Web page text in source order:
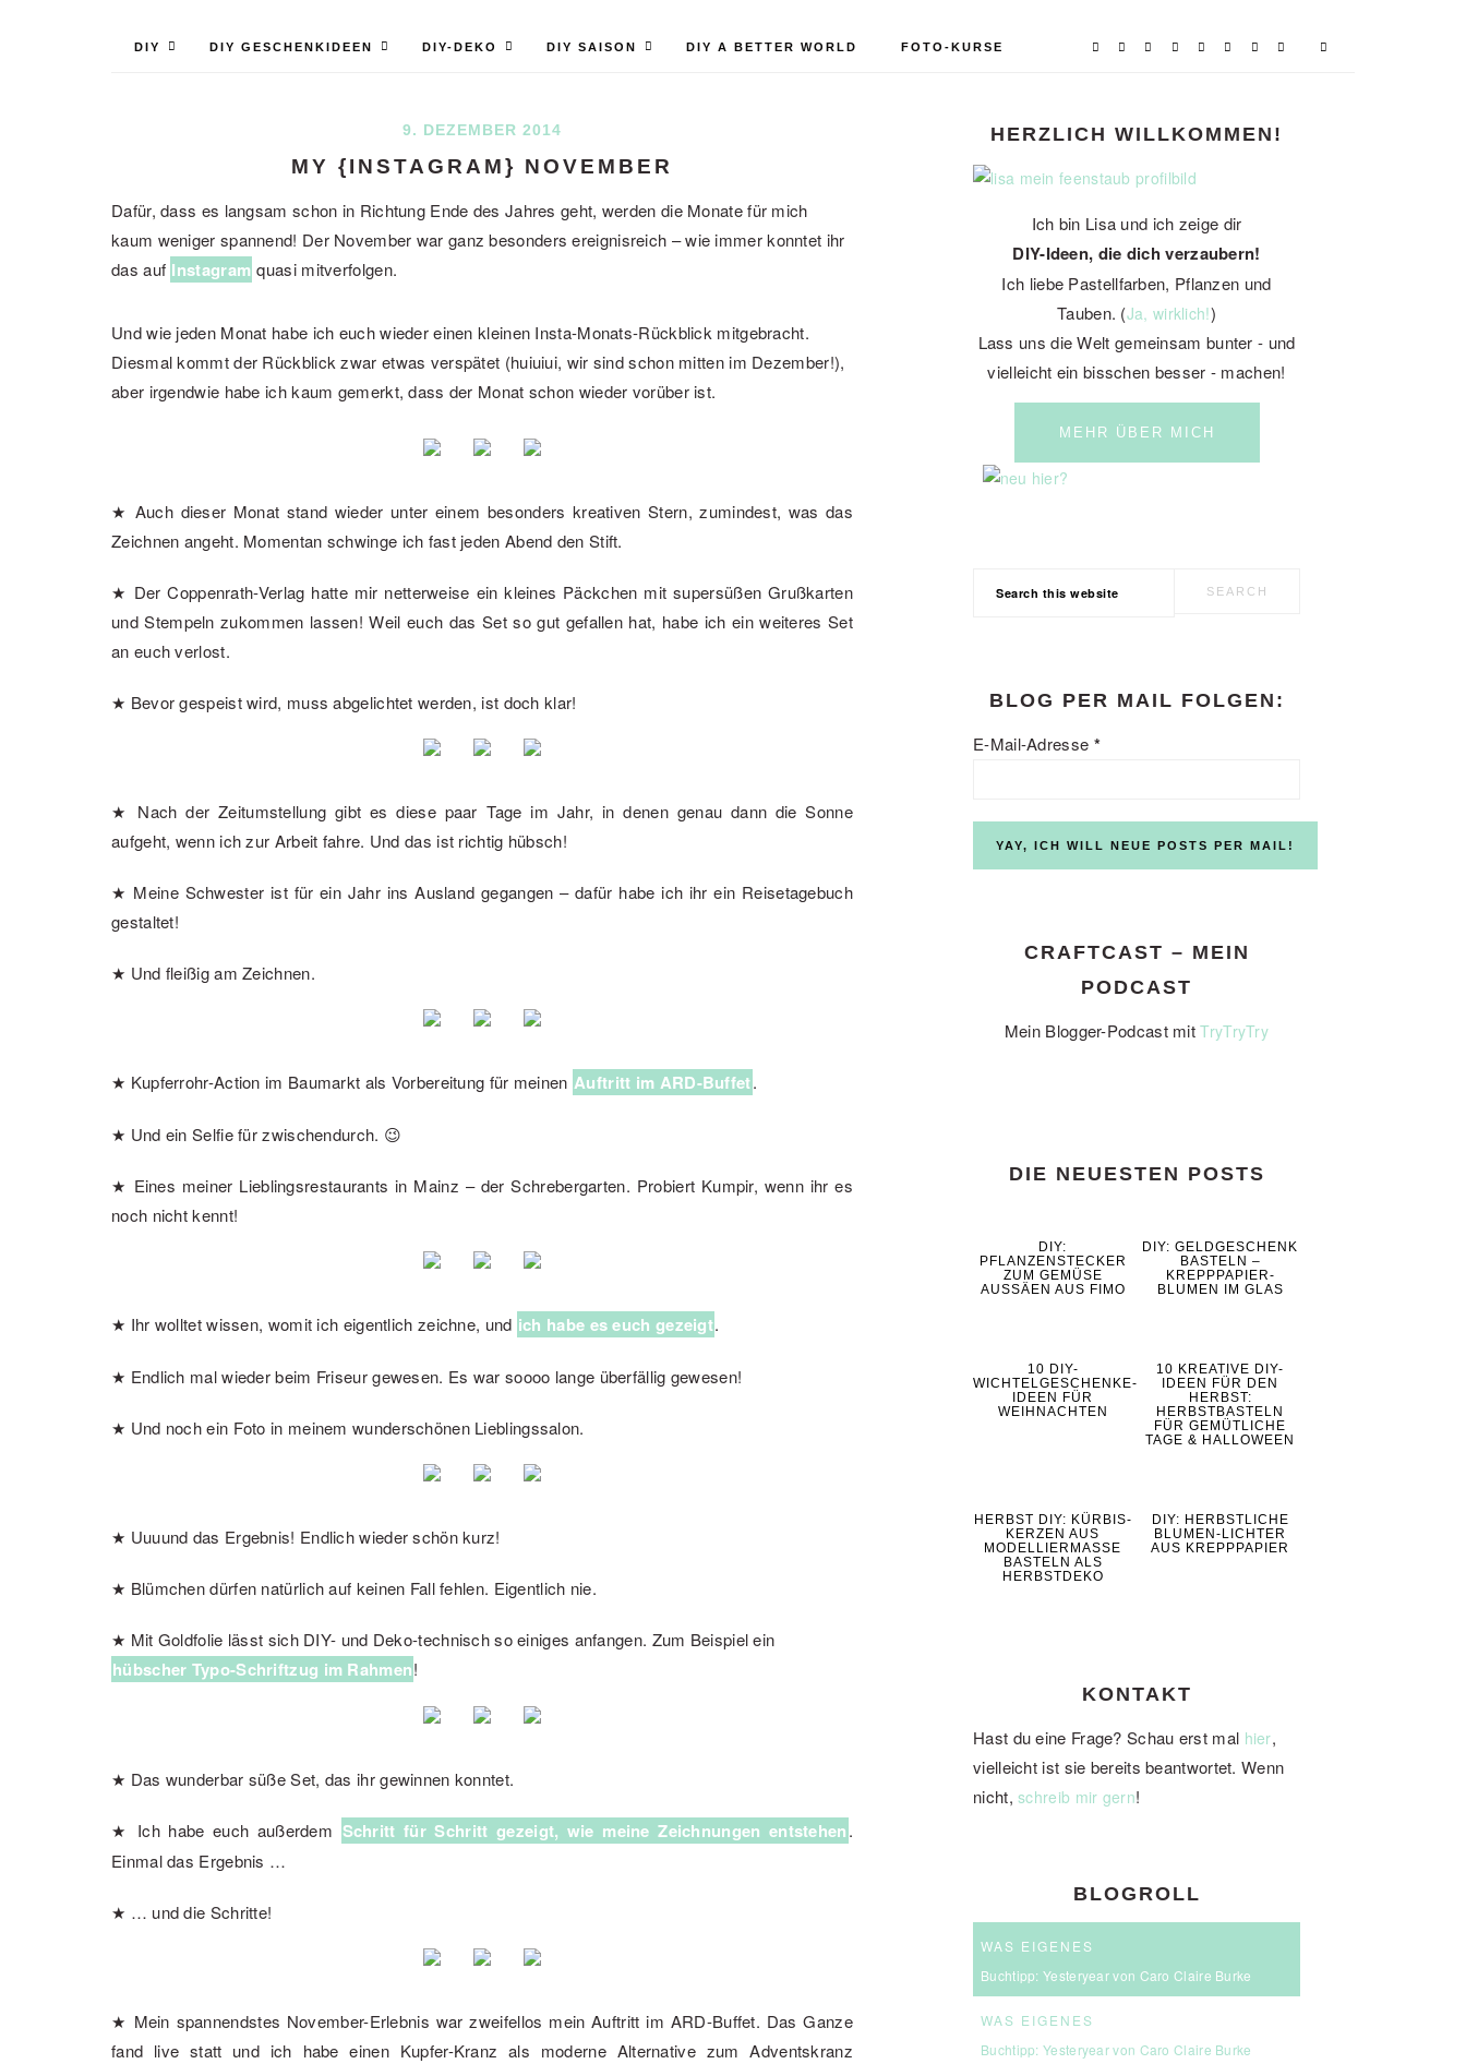
DIY DIY GESCHENKIDEEN DIY-DEKO DIY SAISON DIY A BETTER WORLD FOTO-KURSE
9. DEZEMBER 2014
MY {INSTAGRAM} NOVEMBER
Dafür, dass es langsam schon in Richtung Ende des Jahres geht, werden die Monate für mich
kaum weniger spannend! Der November war ganz besonders ereignisreich – wie immer konntet ihr
das auf Instagram quasi mitverfolgen.
Und wie jeden Monat habe ich euch wieder einen kleinen Insta-Monats-Rückblick mitgebracht.
Diesmal kommt der Rückblick zwar etwas verspätet (huiuiui, wir sind schon mitten im Dezember!),
aber irgendwie habe ich kaum gemerkt, dass der Monat schon wieder vorüber ist.
★ Auch dieser Monat stand wieder unter einem besonders kreativen Stern, zumindest, was das
Zeichnen angeht. Momentan schwinge ich fast jeden Abend den Stift.
★ Der Coppenrath-Verlag hatte mir netterweise ein kleines Päckchen mit supersüßen Grußkarten
und Stempeln zukommen lassen! Weil euch das Set so gut gefallen hat, habe ich ein weiteres Set
an euch verlost.
★ Bevor gespeist wird, muss abgelichtet werden, ist doch klar!
★ Nach der Zeitumstellung gibt es diese paar Tage im Jahr, in denen genau dann die Sonne
aufgeht, wenn ich zur Arbeit fahre. Und das ist richtig hübsch!
★ Meine Schwester ist für ein Jahr ins Ausland gegangen – dafür habe ich ihr ein Reisetagebuch
gestaltet!
★ Und fleißig am Zeichnen.
★ Kupferrohr-Action im Baumarkt als Vorbereitung für meinen Auftritt im ARD-Buffet.
★ Und ein Selfie für zwischendurch. 😉
★ Eines meiner Lieblingsrestaurants in Mainz – der Schrebergarten. Probiert Kumpir, wenn ihr es
noch nicht kennt!
★ Ihr wolltet wissen, womit ich eigentlich zeichne, und ich habe es euch gezeigt.
★ Endlich mal wieder beim Friseur gewesen. Es war soooo lange überfällig gewesen!
★ Und noch ein Foto in meinem wunderschönen Lieblingssalon.
★ Uuuund das Ergebnis! Endlich wieder schön kurz!
★ Blümchen dürfen natürlich auf keinen Fall fehlen. Eigentlich nie.
★ Mit Goldfolie lässt sich DIY- und Deko-technisch so einiges anfangen. Zum Beispiel ein
hübscher Typo-Schriftzug im Rahmen!
★ Das wunderbar süße Set, das ihr gewinnen konntet.
★ Ich habe euch außerdem Schritt für Schritt gezeigt, wie meine Zeichnungen entstehen.
Einmal das Ergebnis …
★ … und die Schritte!
★ Mein spannendstes November-Erlebnis war zweifellos mein Auftritt im ARD-Buffet. Das Ganze
fand live statt und ich habe einen Kupfer-Kranz als moderne Alternative zum Adventskranz
PRIMARY
SIDEBAR
HERZLICH WILLKOMMEN!
Ich bin Lisa und ich zeige dir
DIY-Ideen, die dich verzaubern!
Ich liebe Pastellfarben, Pflanzen und
Tauben. (Ja, wirklich!)
Lass uns die Welt gemeinsam bunter - und
vielleicht ein bisschen besser - machen!
MEHR ÜBER MICH
BLOG PER MAIL FOLGEN:
E-Mail-Adresse *
CRAFTCAST – MEIN
PODCAST
Mein Blogger-Podcast mitTryTryTry
DIE NEUESTEN POSTS
DIY:
PFLANZENSTECKER
ZUM GEMÜSE
AUSSÄEN AUS FIMO
DIY: GELDGESCHENK
BASTELN –
KREPPPAPIER-
BLUMEN IM GLAS
10 DIY-
WICHTELGESCHENKE-
IDEEN FÜR
WEIHNACHTEN
10 KREATIVE DIY-
IDEEN FÜR DEN
HERBST:
HERBSTBASTELN
FÜR GEMÜTLICHE
TAGE & HALLOWEEN
HERBST DIY: KÜRBIS-
KERZEN AUS
MODELLIERMASSE
BASTELN ALS
HERBSTDEKO
DIY: HERBSTLICHE
BLUMEN-LICHTER
AUS KREPPPAPIER
KONTAKT
Hast du eine Frage? Schau erst mal hier,
vielleicht ist sie bereits beantwortet. Wenn
nicht,schreib mir gern!
BLOGROLL
WAS EIGENES
Buchtipp: Yesteryear von Caro Claire Burke
WAS EIGENES
Buchtipp: Yesteryear von Caro Claire Burke